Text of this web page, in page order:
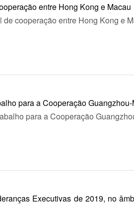
entre Hong Kong e Macau
cooperação entre Hong Kong e
para a Cooperação
para a Cooperação
Executivas de 2019, no